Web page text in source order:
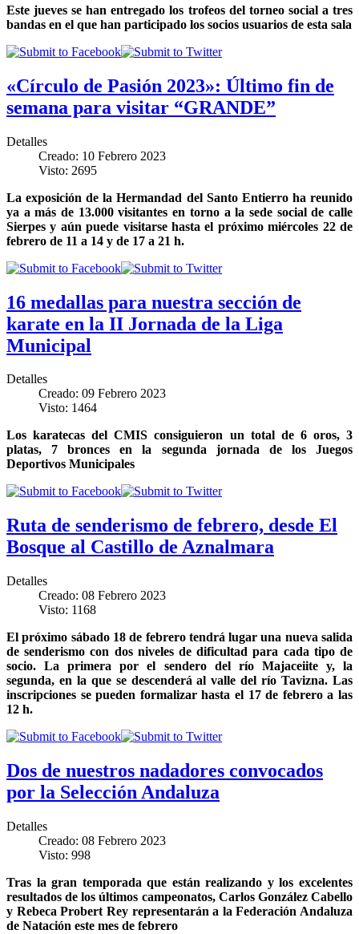
Este jueves se han entregado los trofeos del torneo social a tres
bandas en el que han participado los socios usuarios de esta sala
«Círculo de Pasión 2023»: Último fin de
semana para visitar “GRANDE”
Detalles
Creado: 10 Febrero 2023
Visto: 2695
La exposición de la Hermandad del Santo Entierro ha reunido
ya a más de 13.000 visitantes en torno a la sede social de calle
Sierpes y aún puede visitarse hasta el próximo miércoles 22 de
febrero de 11 a 14 y de 17 a 21 h.
16 medallas para nuestra sección de
karate en la II Jornada de la Liga
Municipal
Detalles
Creado: 09 Febrero 2023
Visto: 1464
Los karatecas del CMIS consiguieron un total de 6 oros, 3
platas, 7 bronces en la segunda jornada de los Juegos
Deportivos Municipales
Ruta de senderismo de febrero, desde El
Bosque al Castillo de Aznalmara
Detalles
Creado: 08 Febrero 2023
Visto: 1168
El próximo sábado 18 de febrero tendrá lugar una nueva salida
de senderismo con dos niveles de dificultad para cada tipo de
socio. La primera por el sendero del río Majaceiite y, la
segunda, en la que se descenderá al valle del río Tavizna. Las
inscripciones se pueden formalizar hasta el 17 de febrero a las
12 h.
Dos de nuestros nadadores convocados
por la Selección Andaluza
Detalles
Creado: 08 Febrero 2023
Visto: 998
Tras la gran temporada que están realizando y los excelentes
resultados de los últimos campeonatos, Carlos González Cabello
y Rebeca Probert Rey representarán a la Federación Andaluza
de Natación este mes de febrero